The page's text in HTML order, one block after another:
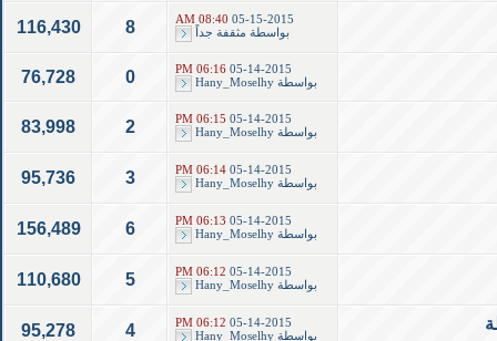
05-15-2015
08:40 AM
بواسطة مثقفة جداً 8
116,430
05-14-2015
06:16 PM
بواسطة Hany_Moselhy
0
76,728
05-14-2015
06:15 PM
بواسطة Hany_Moselhy
2
83,998
05-14-2015
06:14 PM
بواسطة Hany_Moselhy
3
95,736
05-14-2015
06:13 PM
بواسطة Hany_Moselhy
6
156,489
05-14-2015
06:12 PM
بواسطة Hany_Moselhy
5
110,680
05-14-2015
06:12 PM
بواسطة Hany_Moselhy
4
95,278